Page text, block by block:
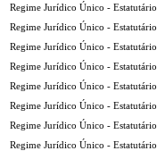
Regime Jurídico Único - Estatutário
Regime Jurídico Único - Estatutário
Regime Jurídico Único - Estatutário
Regime Jurídico Único - Estatutário
Regime Jurídico Único - Estatutário
Regime Jurídico Único - Estatutário
Regime Jurídico Único - Estatutário
Regime Jurídico Único - Estatutário